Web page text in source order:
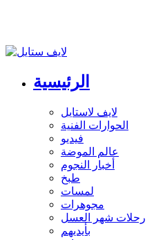
الرئيسية
لايف لاستايل
الحوارات الفنية
فيديو
عالم الموضة
أخبار النجوم
طبخ
لمسات
مجوهرات
رحلات شهر العسل
بأيديهم